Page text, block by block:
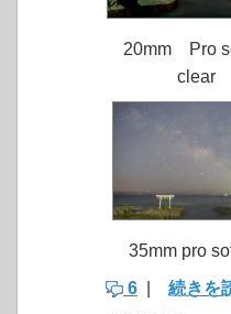
20mm Pro
clear
35mm pro
6
続きを